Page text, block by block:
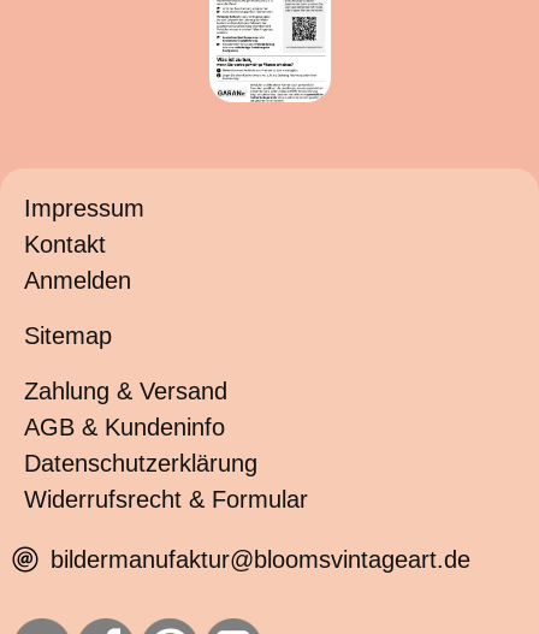
Impressum
Kontakt
Anmelden
Sitemap
Zahlung & Versand
AGB & Kundeninfo
Datenschutzerklärung
Widerrufsrecht & Formular
bildermanufaktur@bloomsvintageart.de